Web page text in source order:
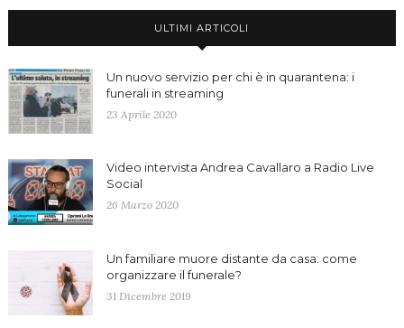
ULTIMI ARTICOLI
Un nuovo servizio per chi è in quarantena: i
funerali in streaming
23 Aprile 2020
Video intervista Andrea Cavallaro a Radio Live
Social
26 Marzo 2020
Un familiare muore distante da casa: come
organizzare il funerale?
31 Dicembre 2019